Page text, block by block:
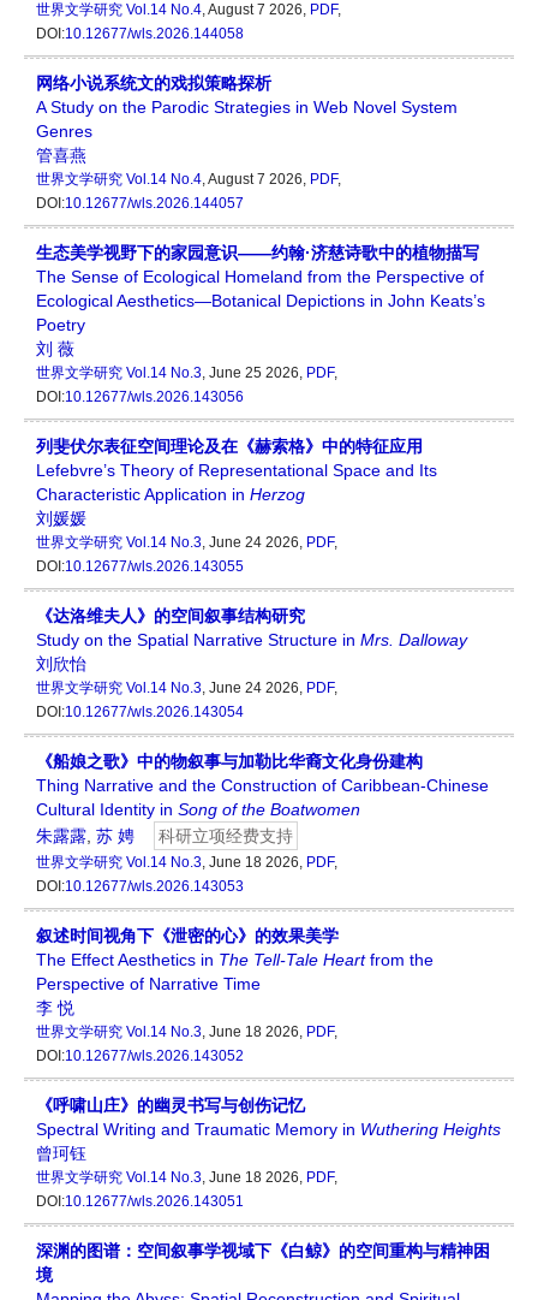
世界文学研究 Vol.14 No.4, August 7 2026, PDF,
DOI:10.12677/wls.2026.144058
网络小说系统文的戏拟策略探析
A Study on the Parodic Strategies in Web Novel System
Genres
管喜燕
世界文学研究 Vol.14 No.4, August 7 2026, PDF,
DOI:10.12677/wls.2026.144057
生态美学视野下的家园意识——约翰·济慈诗歌中的植物描写
The Sense of Ecological Homeland from the Perspective of
Ecological Aesthetics—Botanical Depictions in John Keats’s
Poetry
刘 薇
世界文学研究 Vol.14 No.3, June 25 2026, PDF,
DOI:10.12677/wls.2026.143056
列斐伏尔表征空间理论及在《赫索格》中的特征应用
Lefebvre’s Theory of Representational Space and Its
Characteristic Application in Herzog
刘媛媛
世界文学研究 Vol.14 No.3, June 24 2026, PDF,
DOI:10.12677/wls.2026.143055
《达洛维夫人》的空间叙事结构研究
Study on the Spatial Narrative Structure in Mrs. Dalloway
刘欣怡
世界文学研究 Vol.14 No.3, June 24 2026, PDF,
DOI:10.12677/wls.2026.143054
《船娘之歌》中的物叙事与加勒比华裔文化身份建构
Thing Narrative and the Construction of Caribbean-Chinese
Cultural Identity in Song of the Boatwomen
朱露露, 苏 娉 科研立项经费支持
世界文学研究 Vol.14 No.3, June 18 2026, PDF,
DOI:10.12677/wls.2026.143053
叙述时间视角下《泄密的心》的效果美学
The Effect Aesthetics in The Tell-Tale Heartfrom the
Perspective of Narrative Time
李 悦
世界文学研究 Vol.14 No.3, June 18 2026, PDF,
DOI:10.12677/wls.2026.143052
《呼啸山庄》的幽灵书写与创伤记忆
Spectral Writing and Traumatic Memory in Wuthering Heights
曾珂钰
世界文学研究 Vol.14 No.3, June 18 2026, PDF,
DOI:10.12677/wls.2026.143051
深渊的图谱：空间叙事学视域下《白鲸》的空间重构与精神困
境